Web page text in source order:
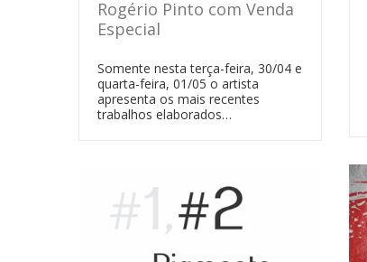
Rogério Pinto com Venda
Especial
Somente nesta terça-feira, 30/04 e
quarta-feira, 01/05 o artista
apresenta os mais recentes
trabalhos elaborados…